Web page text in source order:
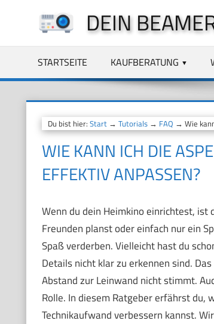
springen
DEIN
STARTSEITE KAUFBERATUNG
Du bist hier: Start→ Tutorials→ FAQ → Wie
WIE KANN ICH DIE
EFFEKTIV ANPASSEN?
Wenn du dein Heimkino einrichtest, ist
Freunden planst oder einfach nur ein
Spaß verderben. Vielleicht hast du
Details nicht klar zu erkennen sind.
Abstand zur Leinwand nicht stimmt.
Rolle. In diesem Ratgeber erfährst du,
Technikaufwand verbessern kannst.